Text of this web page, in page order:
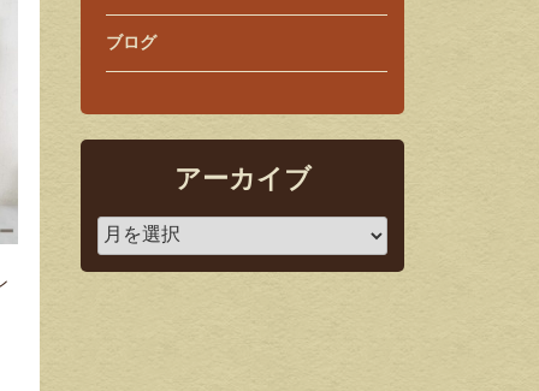
ブログ
アーカイブ